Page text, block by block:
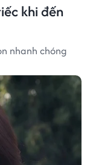
khi đến
nhanh chóng